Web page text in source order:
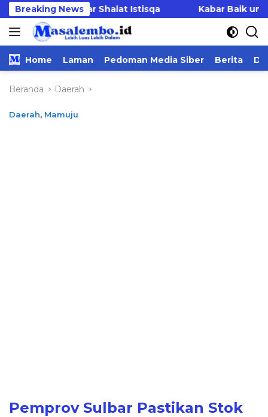
Langsung
ke
konten
Breaking News
Gelar Shalat Istisqa Kabar Baik untuk
Home Laman Pedoman Media Siber Berita
Beranda Daerah
Daerah, Mamuju
Pemprov Sulbar Pastikan Stok